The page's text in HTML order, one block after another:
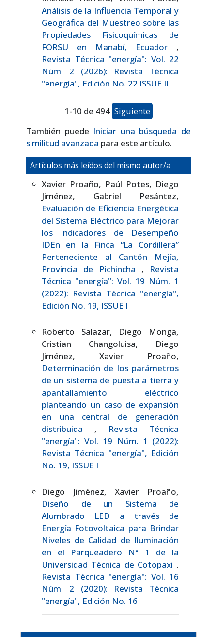
Análisis de la Influencia Temporal y
Geográfica del Muestreo sobre las
Propiedades Fisicoquímicas de
FORSU en Manabí, Ecuador ,
Revista Técnica "energía": Vol. 22
Núm. 2 (2026): Revista Técnica
"energía", Edición No. 22 ISSUE II
1-10 de 494 Siguiente
También puede Iniciar una búsqueda de
similitud avanzada para este artículo.
Artículos más leídos del mismo autor/a
Xavier Proaño, Paúl Potes, Diego
Jiménez, Gabriel Pesántez,
Evaluación de Eficiencia Energética
del Sistema Eléctrico para Mejorar
los Indicadores de Desempeño
IDEn en la Finca “La Cordillera”
Perteneciente al Cantón Mejía,
Provincia de Pichincha , Revista
Técnica "energía": Vol. 19 Núm. 1
(2022): Revista Técnica "energía",
Edición No. 19, ISSUE I
Roberto Salazar, Diego Monga,
Cristian Changoluisa, Diego
Jiménez, Xavier Proaño,
Determinación de los parámetros
de un sistema de puesta a tierra y
apantallamiento eléctrico
planteando un caso de expansión
en una central de generación
distribuida , Revista Técnica
"energía": Vol. 19 Núm. 1 (2022):
Revista Técnica "energía", Edición
No. 19, ISSUE I
Diego Jiménez, Xavier Proaño,
Diseño de un Sistema de
Alumbrado LED a través de
Energía Fotovoltaica para Brindar
Niveles de Calidad de Iluminación
en el Parqueadero N° 1 de la
Universidad Técnica de Cotopaxi ,
Revista Técnica "energía": Vol. 16
Núm. 2 (2020): Revista Técnica
"energía", Edición No. 16